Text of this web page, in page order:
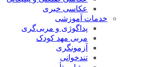
عکاسی خبری
خدمات آموزشی
پداگوژی و مربی‌گری
مربی مهد کودک
آزمونگری
تندخوانی